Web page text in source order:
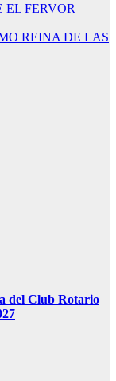
EL FERVOR
REINA DE LAS
del Club Rotario